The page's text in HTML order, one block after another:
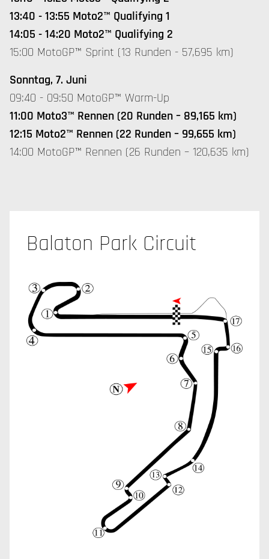
13:40 - 13:55 Moto2™ Qualifying 1
14:05 - 14:20 Moto2™ Qualifying 2
15:00 MotoGP™ Sprint (13 Runden - 57,695 km)
Sonntag, 7. Juni
09:40 - 09:50 MotoGP™ Warm-Up
11:00 Moto3™ Rennen (20 Runden – 89,165 km)
12:15 Moto2™ Rennen (22 Runden – 99,655 km)
14:00 MotoGP™ Rennen (26 Runden – 120,635 km)
Balaton Park Circuit